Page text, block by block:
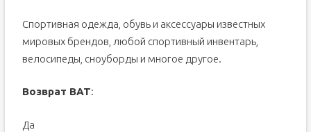
Спортивная одежда, обувь и аксессуары известных
мировых брендов, любой спортивный инвентарь,
велосипеды, сноуборды и многое другое.
Возврат ВАТ:
Да